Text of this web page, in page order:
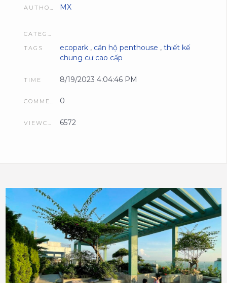
AUTHOR MX
CATEGORIES
TAGS
ecopark, căn hộ penthouse , thiết kế
chung cư cao cấp
TIME 8/19/2023 4:04:46 PM
COMMENTS 0
VIEWCOUNT 6572